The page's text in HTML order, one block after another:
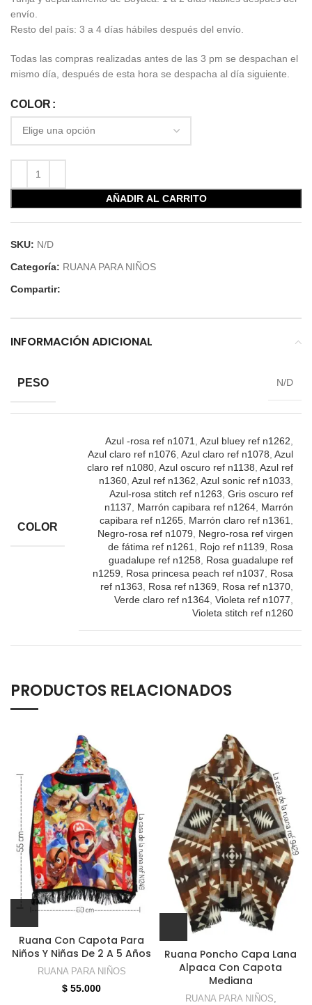
envío.
Resto del país: 3 a 4 días hábiles después del envío.
Todas las compras realizadas antes de las 3 pm se despachan el
mismo día, después de esta hora se despacha al día siguiente.
COLOR
AÑADIR AL CARRITO
SKU: N/D
Categoría: RUANA PARA NIÑOS
Compartir:
INFORMACIÓN ADICIONAL
PESO N/D
COLOR
Azul -rosa ref n1071 Azul bluey ref n1262
Azul claro ref n1076 Azul claro ref n1078 Azul
claro ref n1080 Azul oscuro ref n1138 Azul ref
n1360 Azul ref n1362 Azul sonic ref n1033
Azul-rosa stitch ref n1263 Gris oscuro ref
n1137
Marrón capibara ref n1264 Marrón
capibara ref n1265 Marrón claro ref n1361
Negro-rosa ref n1079
Negro-rosa ref virgen
de fátima ref n1261
Rojo ref n1139
Rosa
guadalupe ref n1258
Rosa guadalupe ref
n1259
Rosa princesa peach ref n1037
Rosa
ref n1363
Rosa ref n1369 Rosa ref n1370
Verde claro ref n1364 Violeta ref n1077
Violeta stitch ref n1260
PRODUCTOS RELACIONADOS
Ruana Con Capota Para
Niños Y Niñas De 2 A 5 Años
RUANA PARA NIÑOS
$ 55.000
Ruana Poncho Capa Lana
Alpaca Con Capota
Mediana
RUANA PARA NIÑOS,